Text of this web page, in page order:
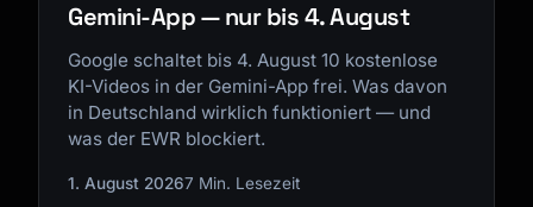
Gemini-App — nur bis 4. August
Google schaltet bis 4. August 10 kostenlose
KI-Videos in der Gemini-App frei. Was davon
in Deutschland wirklich funktioniert — und
was der EWR blockiert.
1. August 20267 Min. Lesezeit